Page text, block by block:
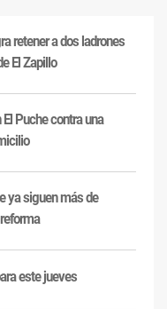
retener a dos ladrones
El Zapillo
Puche contra una
ya siguen más de
este jueves